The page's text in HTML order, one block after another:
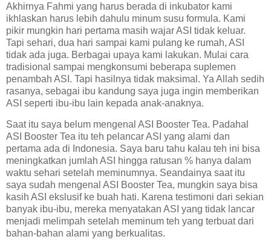
Akhirnya Fahmi yang harus berada di inkubator kami
ikhlaskan harus lebih dahulu minum susu formula. Kami
pikir mungkin hari pertama masih wajar ASI tidak keluar.
Tapi sehari, dua hari sampai kami pulang ke rumah, ASI
tidak ada juga. Berbagai upaya kami lakukan. Mulai cara
tradisional sampai mengkonsumi beberapa suplemen
penambah ASI. Tapi hasilnya tidak maksimal. Ya Allah sedih
rasanya, sebagai ibu kandung saya juga ingin memberikan
ASI seperti ibu-ibu lain kepada anak-anaknya.
Saat itu saya belum mengenal ASI Booster Tea. Padahal
ASI Booster Tea itu teh pelancar ASI yang alami dan
pertama ada di Indonesia. Saya baru tahu kalau teh ini bisa
meningkatkan jumlah ASI hingga ratusan % hanya dalam
waktu sehari setelah meminumnya. Seandainya saat itu
saya sudah mengenal ASI Booster Tea, mungkin saya bisa
kasih ASI ekslusif ke buah hati. Karena testimoni dari sekian
banyak ibu-ibu, mereka menyatakan ASI yang tidak lancar
menjadi melimpah setelah meminum teh yang terbuat dari
bahan-bahan alami yang berkualitas.